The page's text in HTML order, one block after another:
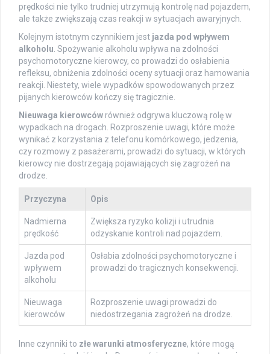
prędkości nie tylko trudniej utrzymują kontrolę nad pojazdem,
ale także zwiększają czas reakcji w sytuacjach awaryjnych.
Kolejnym istotnym czynnikiem jest jazda pod wpływem
alkoholu. Spożywanie alkoholu wpływa na zdolności
psychomotoryczne kierowcy, co prowadzi do osłabienia
refleksu, obniżenia zdolności oceny sytuacji oraz hamowania
reakcji. Niestety, wiele wypadków spowodowanych przez
pijanych kierowców kończy się tragicznie.
Nieuwaga kierowców również odgrywa kluczową rolę w
wypadkach na drogach. Rozproszenie uwagi, które może
wynikać z korzystania z telefonu komórkowego, jedzenia,
czy rozmowy z pasażerami, prowadzi do sytuacji, w których
kierowcy nie dostrzegają pojawiających się zagrożeń na
drodze.
Przyczyna Opis
Nadmierna
prędkość
Zwiększa ryzyko kolizji i utrudnia
odzyskanie kontroli nad pojazdem.
Jazda pod
wpływem
alkoholu
Osłabia zdolności psychomotoryczne i
prowadzi do tragicznych konsekwencji.
Nieuwaga
kierowców
Rozproszenie uwagi prowadzi do
niedostrzegania zagrożeń na drodze.
Inne czynniki to złe warunki atmosferyczne, które mogą